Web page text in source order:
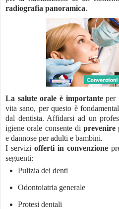
radiografia panoramica.
La salute orale è importanteper
vita sano, per questo è
dal dentista. Affidarsi ad un
igiene orale consente diprevenire
e dannose per adulti e bambini.
I servizi offerti in convenzione
seguenti:
Pulizia dei denti
Odontoiatria generale
Protesi dentali